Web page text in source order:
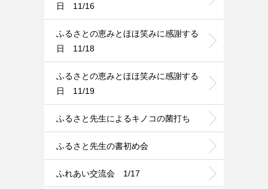
日 11/16
ふるさとの恵みとほほ笑みに感謝する
日 11/18
ふるさとの恵みとほほ笑みに感謝する
日 11/19
ふるさと先生によるキノコの菌打ち
ふるさと先生の書初め会
ふれあい交流会 1/17